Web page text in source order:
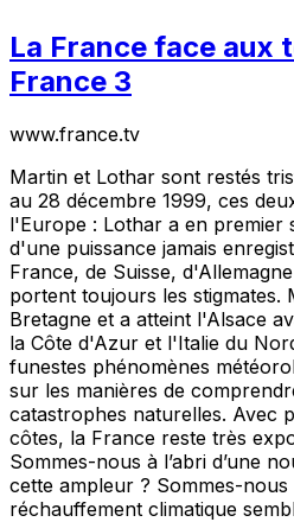
La France face aux
France 3
www.france.tv
Martin et Lothar sont restés
au 28 décembre 1999, ces
l'Europe : Lothar a en premier
d'une puissance jamais
France, de Suisse,
portent toujours les stigmates.
Bretagne et a atteint l'Alsace
la Côte d'Azur et l'Italie du
funestes phénomènes
sur les manières de
catastrophes naturelles. Avec
côtes, la France reste très
Sommes-nous à l’abri d’une
cette ampleur ? Sommes-
réchauffement climatique